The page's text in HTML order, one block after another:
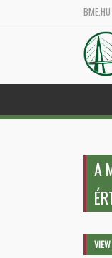
BME.HU
A
VIEW